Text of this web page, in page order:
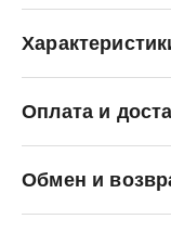
Оплата и
Обмен и